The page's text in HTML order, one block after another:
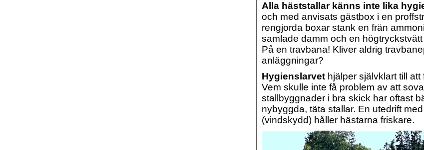
Alla häststallar känns inte lika
och med anvisats gästbox i en
rengjorda boxar stank en frän
samlade damm och en
På en travbana! Kliver aldrig
anläggningar?
Hygienslarvet hjälper självklart till
Vem skulle inte få problem av att
stallbyggnader i bra skick har oftast
nybyggda, täta stallar. En utedrift
(vindskydd) håller hästarna friskare.